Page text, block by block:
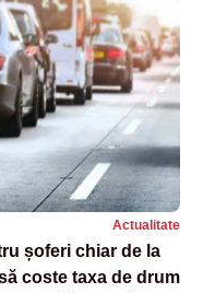
Actualitate
șoferi chiar de la
coste taxa de drum